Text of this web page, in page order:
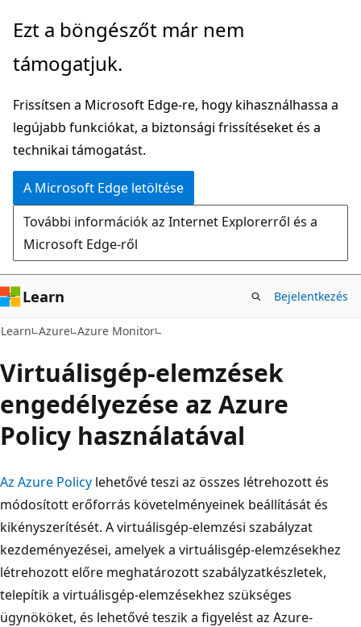
Ugrás
fő
Ezt a böngészőt már nem
támogatjuk.
Frissítsen a Microsoft Edge-re, hogy kihasználhassa a
legújabb funkciókat, a biztonsági frissítéseket és a
technikai támogatást.
A Microsoft Edge letöltése
További információk az Internet Explorerről és a
Microsoft Edge-ről
Learn Bejelentkezés
Learn Azure Azure Monitor
Virtuálisgép-elemzések
engedélyezése az Azure
Policy használatával
Az Azure Policy lehetővé teszi az összes létrehozott és
módosított erőforrás követelményeinek beállítását és
kikényszerítését. A virtuálisgép-elemzési szabályzat
kezdeményezései, amelyek a virtuálisgép-elemzésekhez
létrehozott előre meghatározott szabályzatkészletek,
telepítik a virtuálisgép-elemzésekhez szükséges
ügynököket, és lehetővé teszik a figyelést az Azure-